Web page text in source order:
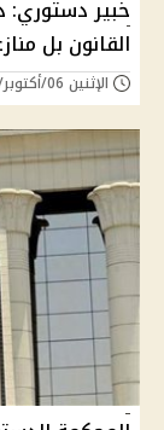
خبير دستوري:
القانون بل
الإثنين 06/أكتوبر/2025 - 12:12 م